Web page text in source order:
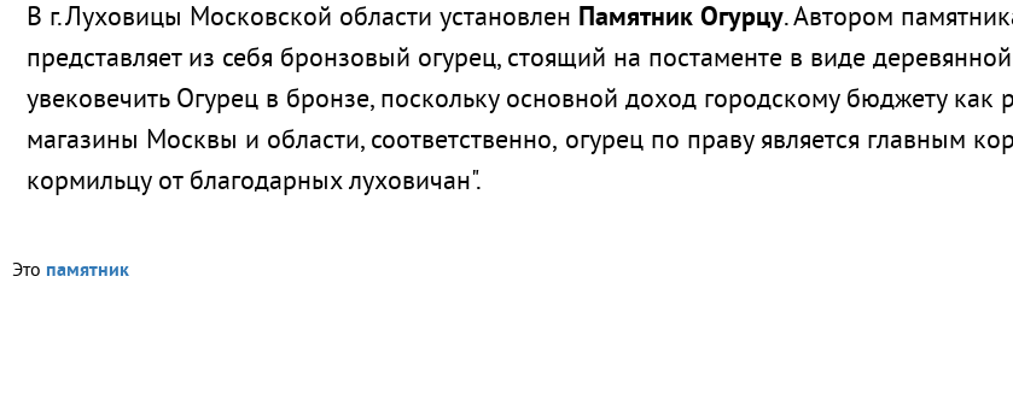
В г.Луховицы Московской области установлен Памятник Огурцу. Автором
представляет из себя бронзовый огурец, стоящий на постаменте в виде
увековечить Огурец в бронзе, поскольку основной доход городскому бюджету как
магазины Москвы и области, соответственно, огурец по праву является главным
кормильцу от благодарных луховичан".
Это памятник